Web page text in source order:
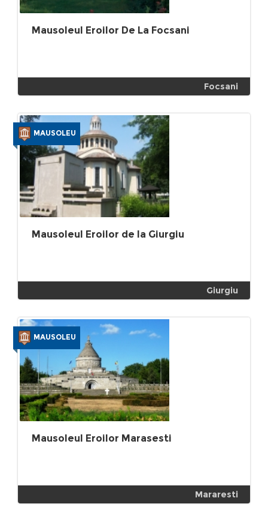
Mausoleul Eroilor De La Focsani
Focsani
MAUSOLEU
Mausoleul Eroilor de la Giurgiu
Giurgiu
MAUSOLEU
Mausoleul Eroilor Marasesti
Mararesti